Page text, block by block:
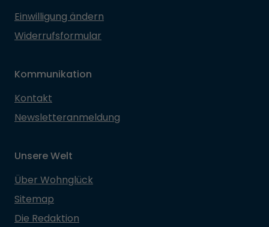
Einwilligung ändern
Widerrufsformular
Kommunikation
Kontakt
Newsletteranmeldung
Unsere Welt
Über Wohnglück
Sitemap
Die Redaktion